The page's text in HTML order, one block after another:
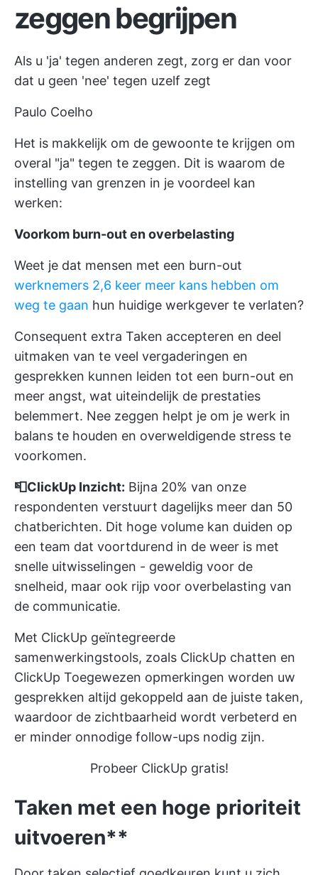
zeggen begrijpen
Als u 'ja' tegen anderen zegt, zorg er dan voor
dat u geen 'nee' tegen uzelf zegt
Paulo Coelho
Het is makkelijk om de gewoonte te krijgen om
overal "ja" tegen te zeggen. Dit is waarom de
instelling van grenzen in je voordeel kan
werken:
Voorkom burn-out en overbelasting
Weet je dat mensen met een burn-out
werknemers 2,6 keer meer kans hebben om
weg te gaan hun huidige werkgever te verlaten?
Consequent extra Taken accepteren en deel
uitmaken van te veel vergaderingen en
gesprekken kunnen leiden tot een burn-out en
meer angst, wat uiteindelijk de prestaties
belemmert. Nee zeggen helpt je om je werk in
balans te houden en overweldigende stress te
voorkomen.
📮ClickUp Inzicht: Bijna 20% van onze
respondenten verstuurt dagelijks meer dan 50
chatberichten. Dit hoge volume kan duiden op
een team dat voortdurend in de weer is met
snelle uitwisselingen - geweldig voor de
snelheid, maar ook rijp voor overbelasting van
de communicatie.
Met ClickUp geïntegreerde
samenwerkingstools, zoals ClickUp chatten en
ClickUp Toegewezen opmerkingen worden uw
gesprekken altijd gekoppeld aan de juiste taken,
waardoor de zichtbaarheid wordt verbeterd en
er minder onnodige follow-ups nodig zijn.
Probeer ClickUp gratis!
Taken met een hoge prioriteit
uitvoeren**